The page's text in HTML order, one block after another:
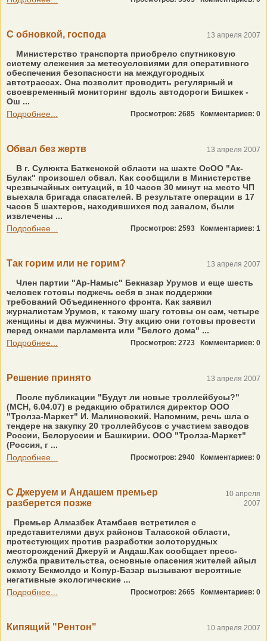
С обновкой, господа 13 апреля 2007
Министерство транспорта приобрело спутниковую
систему слежения за метеоусловиями для оперативного
обеспечения безопасности на междугородных
автотрассах. Она позволит проводить регулярный и
своевременный мониторинг вдоль автодороги Бишкек -
Ош ...
Подробнее...
Просмотров: 2685 Комментариев: 0
Обвал без жертв 13 апреля 2007
В г. Сулюкта Баткенской области на шахте ОсОО "Ак-
Булак" произошел обвал. Как сообщили в Министерстве
чрезвычайных ситуаций, в 10 часов 30 минут на место ЧП
выехала бригада спасателей. В результате операции в 17
часов 5 шахтеров, находившихся под завалом, были
извлечены ...
Подробнее...
Просмотров: 2593 Комментариев: 1
Так горим или не горим? 13 апреля 2007
Член партии "Ар-Намыс" Бекназар Урумов и еще шесть
человек готовы поджечь себя в знак поддержки
требований Объединенного фронта. Как заявил
журналистам Урумов, к такому шагу готовы он сам, четыре
женщины и два мужчины. Эту акцию они готовы провести
перед окнами парламента или "Белого дома" ...
Подробнее...
Просмотров: 2723 Комментариев: 0
Решение принято 13 апреля 2007
После публикации "Будут ли новые троллейбусы?"
(МСН, 6.04.07) в редакцию обратился директор ООО
"Тролза-Маркет" И. Малиновский. Напомним, речь шла о
тендере на закупку 20 троллейбусов с участием заводов
России, Белоруссии и Башкирии. ООО "Тролза-Маркет"
(Россия, г ...
Подробнее...
Просмотров: 2940 Комментариев: 0
С Джеруем и Андашем премьер
разберется позже
10 апреля
2007
Премьер Алмазбек Атамбаев встретился с
представителями двух районов Таласской области,
протестующих против разработки золоторудных
месторождений Джеруй и Андаш.Как сообщает пресс-
служба правительства, основные опасения жителей айыл
окмоту Бекмолдо и Копур-Базар вызывают вероятные
негативные экологические ...
Подробнее...
Просмотров: 2665 Комментариев: 0
Кипящий "Рентон" 10 апреля 2007